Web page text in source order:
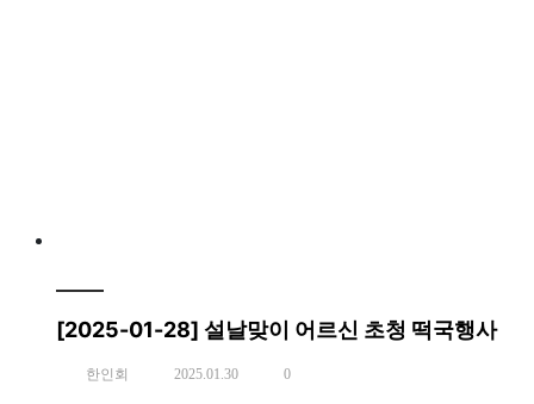
[2025-01-28] 설날맞이 어르신 초청 떡국행사
한인회 2025.01.30 0